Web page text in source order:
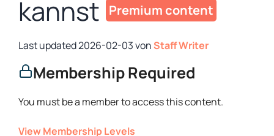
kannst
2026-02-03von Staff Writer
Membership Required
You must be a member to access this content.
View Membership Levels